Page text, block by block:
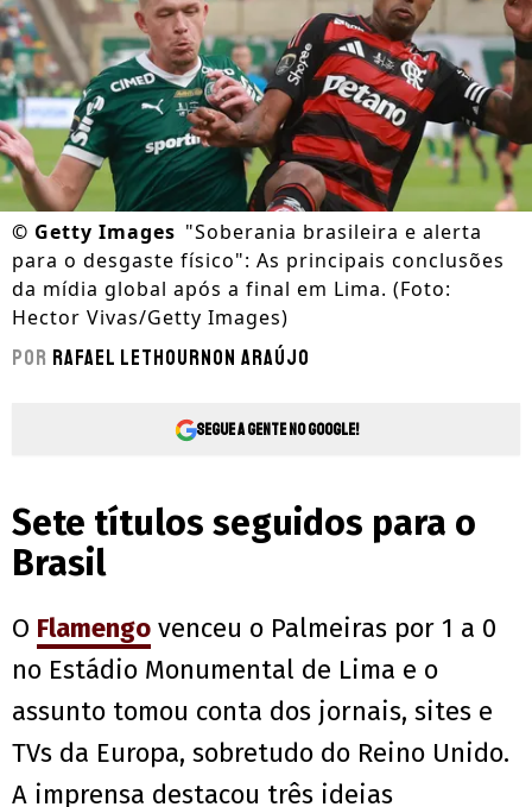
© Getty Images "Soberania brasileira e alerta
para o desgaste físico": As principais conclusões
da mídia global após a final em Lima. (Foto:
Hector Vivas/Getty Images)
Por Rafael Lethournon Araújo
Segue a gente no Google!
Sete títulos seguidos para o
Brasil
O Flamengo venceu o Palmeiras por 1 a 0
no Estádio Monumental de Lima e o
assunto tomou conta dos jornais, sites e
TVs da Europa, sobretudo do Reino Unido.
A imprensa destacou três ideias